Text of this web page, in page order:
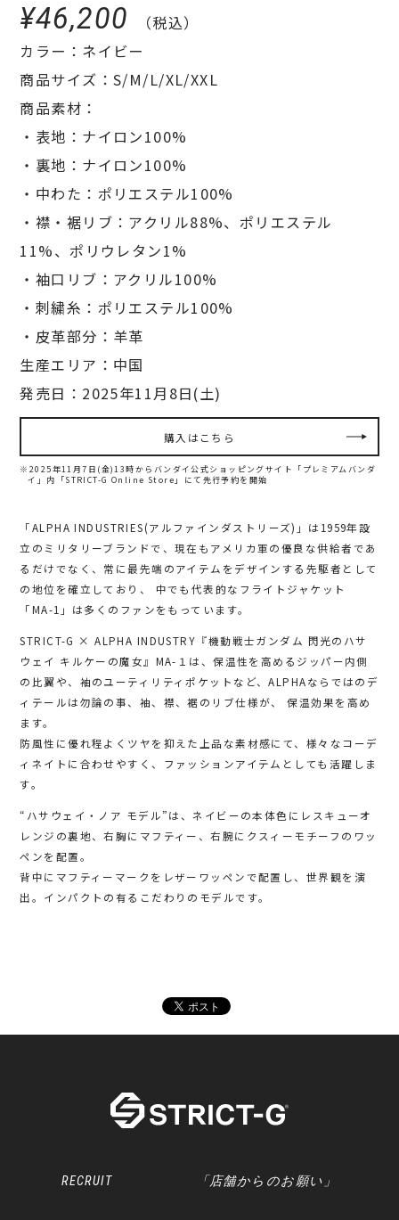
¥46,200
（税込）
カラー：ネイビー
商品サイズ：S/M/L/XL/XXL
商品素材：
・表地：ナイロン100%
・裏地：ナイロン100%
・中わた：ポリエステル100%
・襟・裾リブ：アクリル88%、ポリエステル
11%、ポリウレタン1%
・袖口リブ：アクリル100%
・刺繍糸：ポリエステル100%
・皮革部分：羊革
生産エリア：中国
発売日：2025年11月8日(土)
購入はこちら
※2025年11月7日(金)13時からバンダイ公式ショッピングサイト「プレミアムバンダ
イ」内
「STRICT-G Online Store」にて先行予約を開始
「ALPHA INDUSTRIES(アルファインダストリーズ)」は1959年設
立のミリタリーブランドで、現在もアメリカ軍の優良な供給者であ
るだけでなく、常に最先端のアイテムをデザインする先駆者として
の地位を確立しており、 中でも代表的なフライトジャケット
「MA-1」は多くのファンをもっています。
STRICT-G × ALPHA INDUSTRY『機動戦士ガンダム 閃光のハサ
ウェイ キルケーの魔女』MA-１は、保温性を高めるジッパー内側
の比翼や、袖のユーティリティポケットなど、ALPHAならではのデ
ィテールは勿論の事、袖、襟、裾のリブ仕様が、 保温効果を高め
ます。
防風性に優れ程よくツヤを抑えた上品な素材感にて、様々なコーデ
ィネイトに合わせやすく、ファッションアイテムとしても活躍しま
す。
“ハサウェイ・ノア モデル”は、ネイビーの本体色にレスキューオ
レンジの裏地、右胸にマフティー、右腕にクスィーモチーフのワッ
ペンを配置。
背中にマフティーマークをレザーワッペンで配置し、世界観を演
出。インパクトの有るこだわりのモデルです。
RECRUIT 「店舗からのお願い」